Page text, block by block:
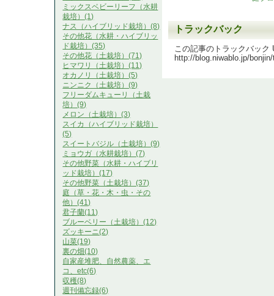
トラックバック
この記事のトラックバック
http://blog.niwablo.jp/
ミックスベビーリーフ（水耕
栽培）(1)
ナス（ハイブリッド栽培）(8)
その他花（水耕・ハイブリッ
ド栽培）(35)
その他花（土栽培）(71)
ヒマワリ（土栽培）(11)
オカノリ（土栽培）(5)
ニンニク（土栽培）(9)
フリーダムキューリ（土栽
培）(9)
メロン（土栽培）(3)
スイカ（ハイブリッド栽培）
(5)
スイートバジル（土栽培）(9)
ミョウガ（水耕栽培）(7)
その他野菜（水耕・ハイブリ
ッド栽培）(17)
その他野菜（土栽培）(37)
庭（草・花・木・虫・その
他）(41)
君子蘭(11)
ブルーベリー（土栽培）(12)
ズッキーニ(2)
山菜(19)
裏の畑(10)
自家産堆肥、自然農薬、エ
コ、etc(6)
収穫(8)
週刊備忘録(6)